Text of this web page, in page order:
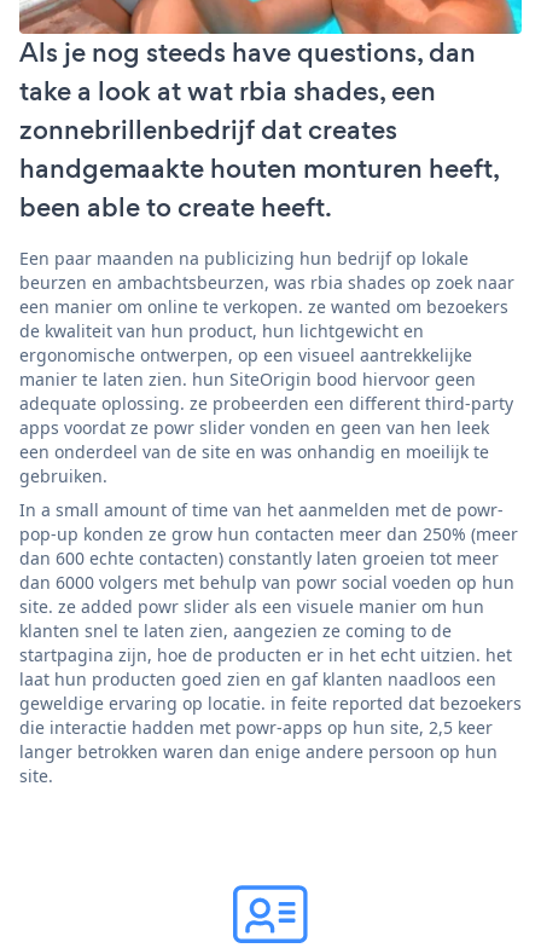
Als je nog steeds have questions, dan
take a look at wat rbia shades, een
zonnebrillenbedrijf dat creates
handgemaakte houten monturen heeft,
been able to create heeft.
Een paar maanden na publicizing hun bedrijf op lokale
beurzen en ambachtsbeurzen, was rbia shades op zoek naar
een manier om online te verkopen. ze wanted om bezoekers
de kwaliteit van hun product, hun lichtgewicht en
ergonomische ontwerpen, op een visueel aantrekkelijke
manier te laten zien. hun SiteOrigin bood hiervoor geen
adequate oplossing. ze probeerden een different third-party
apps voordat ze powr slider vonden en geen van hen leek
een onderdeel van de site en was onhandig en moeilijk te
gebruiken.
In a small amount of time van het aanmelden met de powr-
pop-up konden ze grow hun contacten meer dan 250% (meer
dan 600 echte contacten) constantly laten groeien tot meer
dan 6000 volgers met behulp van powr social voeden op hun
site. ze added powr slider als een visuele manier om hun
klanten snel te laten zien, aangezien ze coming to de
startpagina zijn, hoe de producten er in het echt uitzien. het
laat hun producten goed zien en gaf klanten naadloos een
geweldige ervaring op locatie. in feite reported dat bezoekers
die interactie hadden met powr-apps op hun site, 2,5 keer
langer betrokken waren dan enige andere persoon op hun
site.